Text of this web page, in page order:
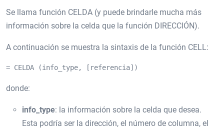
Se llama función CELDA (y puede brindarle mucha más
información sobre la celda que la función DIRECCIÓN).
A continuación se muestra la sintaxis de la función CELL:
= CELDA (info_type, [referencia])
donde:
info_type: la información sobre la celda que desea.
Esta podría ser la dirección, el número de columna, el